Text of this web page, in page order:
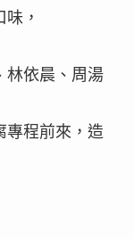
，
林依晨、周湯
專程前來，造